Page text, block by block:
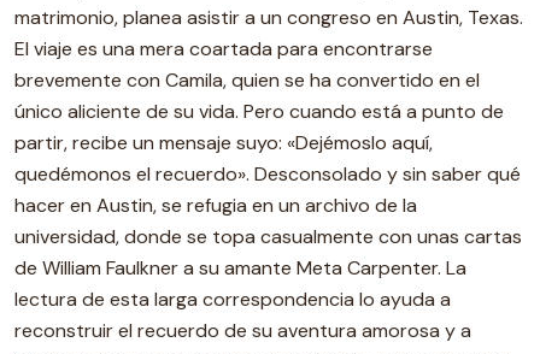
matrimonio, planea asistir a un congreso en Austin, Texas.
El viaje es una mera coartada para encontrarse
brevemente con Camila, quien se ha convertido en el
único aliciente de su vida. Pero cuando está a punto de
partir, recibe un mensaje suyo: «Dejémoslo aquí,
quedémonos el recuerdo». Desconsolado y sin saber qué
hacer en Austin, se refugia en un archivo de la
universidad, donde se topa casualmente con unas cartas
de William Faulkner a su amante Meta Carpenter. La
lectura de esta larga correspondencia lo ayuda a
reconstruir el recuerdo de su aventura amorosa y a